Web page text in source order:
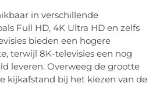
in verschillende
Full HD, 4K Ultra HD en zelfs
bieden een hogere
terwijl 8K-televisies een nog
leveren. Overweeg de grootte
kijkafstand bij het kiezen van de